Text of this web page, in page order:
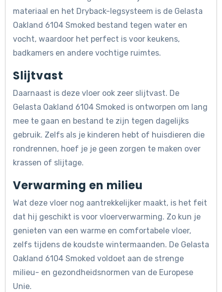
materiaal en het Dryback-legsysteem is de Gelasta
Oakland 6104 Smoked bestand tegen water en
vocht, waardoor het perfect is voor keukens,
badkamers en andere vochtige ruimtes.
Slijtvast
Daarnaast is deze vloer ook zeer slijtvast. De
Gelasta Oakland 6104 Smoked is ontworpen om lang
mee te gaan en bestand te zijn tegen dagelijks
gebruik. Zelfs als je kinderen hebt of huisdieren die
rondrennen, hoef je je geen zorgen te maken over
krassen of slijtage.
Verwarming en milieu
Wat deze vloer nog aantrekkelijker maakt, is het feit
dat hij geschikt is voor vloerverwarming. Zo kun je
genieten van een warme en comfortabele vloer,
zelfs tijdens de koudste wintermaanden. De Gelasta
Oakland 6104 Smoked voldoet aan de strenge
milieu- en gezondheidsnormen van de Europese
Unie.